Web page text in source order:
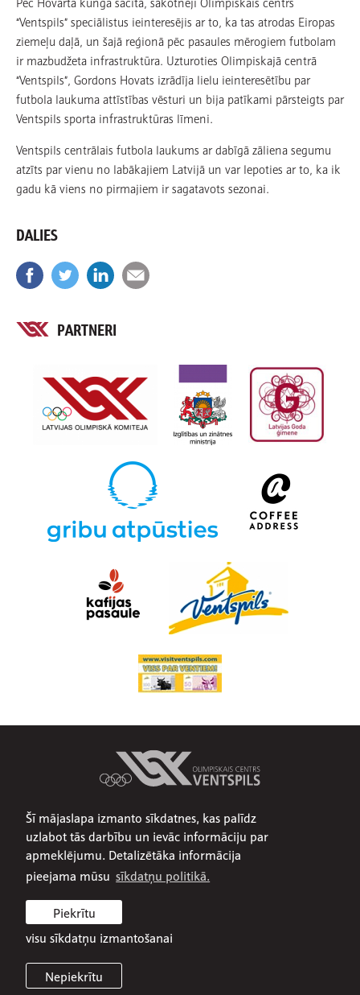
Šī mājaslapa izmanto sīkdatnes, kas palīdz
uzlabot tās darbību un ievāc informāciju par
apmeklējumu. Detalizētāka informācija
pieejama mūsu sīkdatņu politikā.
Nepiekrītu
Piekrītu
visu sīkdatņu izmantošanai
“Ventspils” speciālistus ieinteresējis ar to, ka tas atrodas Eiropas
ziemeļu daļā, un šajā reģionā pēc pasaules mērogiem futbolam
ir mazbudžeta infrastruktūra. Uzturoties Olimpiskajā centrā
“Ventspils”, Gordons Hovats izrādīja lielu ieinteresētību par
futbola laukuma attīstības vēsturi un bija patīkami pārsteigts par
Ventspils sporta infrastruktūras līmeni.
Ventspils centrālais futbola laukums ar dabīgā zāliena segumu
atzīts par vienu no labākajiem Latvijā un var lepoties ar to, ka ik
gadu kā viens no pirmajiem ir sagatavots sezonai.
DALIES
PARTNERI
Par mums
Publiskojamā informācija
Iepirkumi